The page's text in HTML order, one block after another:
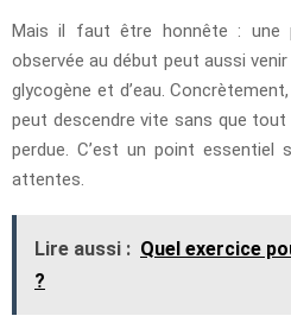
Mais il faut être honnête : une
observée au début peut aussi
glycogène et d’eau.
peut descendre vite sans que
perdue. C’est un point
attentes.
Lire aussi : Quel exercice
?